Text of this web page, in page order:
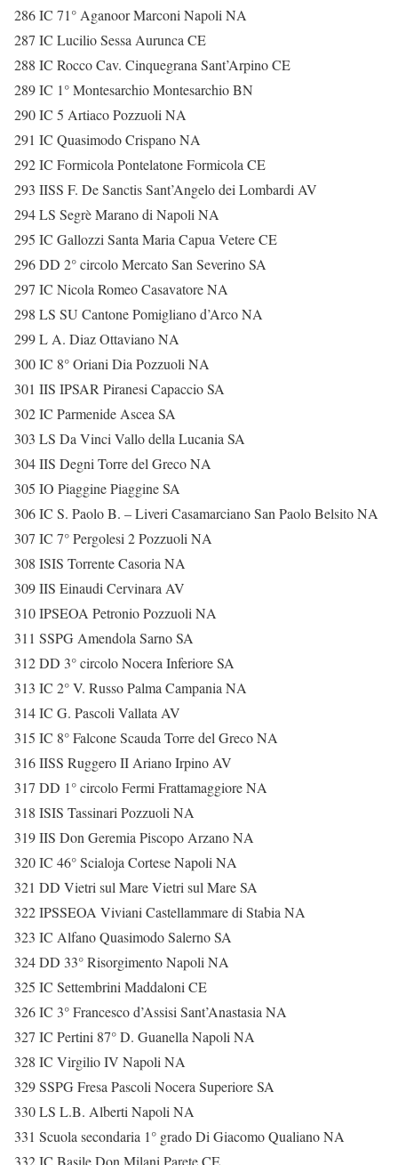
286 IC 71° Aganoor Marconi Napoli NA
287 IC Lucilio Sessa Aurunca CE
288 IC Rocco Cav. Cinquegrana Sant’Arpino CE
289 IC 1° Montesarchio Montesarchio BN
290 IC 5 Artiaco Pozzuoli NA
291 IC Quasimodo Crispano NA
292 IC Formicola Pontelatone Formicola CE
293 IISS F. De Sanctis Sant’Angelo dei Lombardi AV
294 LS Segrè Marano di Napoli NA
295 IC Gallozzi Santa Maria Capua Vetere CE
296 DD 2° circolo Mercato San Severino SA
297 IC Nicola Romeo Casavatore NA
298 LS SU Cantone Pomigliano d’Arco NA
299 L A. Diaz Ottaviano NA
300 IC 8° Oriani Dia Pozzuoli NA
301 IIS IPSAR Piranesi Capaccio SA
302 IC Parmenide Ascea SA
303 LS Da Vinci Vallo della Lucania SA
304 IIS Degni Torre del Greco NA
305 IO Piaggine Piaggine SA
306 IC S. Paolo B. – Liveri Casamarciano San Paolo Belsito NA
307 IC 7° Pergolesi 2 Pozzuoli NA
308 ISIS Torrente Casoria NA
309 IIS Einaudi Cervinara AV
310 IPSEOA Petronio Pozzuoli NA
311 SSPG Amendola Sarno SA
312 DD 3° circolo Nocera Inferiore SA
313 IC 2° V. Russo Palma Campania NA
314 IC G. Pascoli Vallata AV
315 IC 8° Falcone Scauda Torre del Greco NA
316 IISS Ruggero II Ariano Irpino AV
317 DD 1° circolo Fermi Frattamaggiore NA
318 ISIS Tassinari Pozzuoli NA
319 IIS Don Geremia Piscopo Arzano NA
320 IC 46° Scialoja Cortese Napoli NA
321 DD Vietri sul Mare Vietri sul Mare SA
322 IPSSEOA Viviani Castellammare di Stabia NA
323 IC Alfano Quasimodo Salerno SA
324 DD 33° Risorgimento Napoli NA
325 IC Settembrini Maddaloni CE
326 IC 3° Francesco d’Assisi Sant’Anastasia NA
327 IC Pertini 87° D. Guanella Napoli NA
328 IC Virgilio IV Napoli NA
329 SSPG Fresa Pascoli Nocera Superiore SA
330 LS L.B. Alberti Napoli NA
331 Scuola secondaria 1° grado Di Giacomo Qualiano NA
332 IC Basile Don Milani Parete CE